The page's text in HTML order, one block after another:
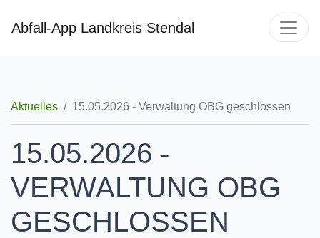
Abfall-App Landkreis Stendal
Aktuelles 15.05.2026 - Verwaltung OBG geschlossen
15.05.2026 -
VERWALTUNG OBG
GESCHLOSSEN